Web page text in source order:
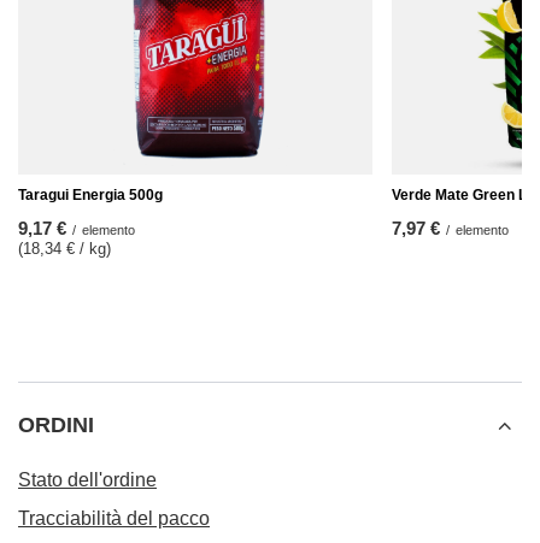
Taragui Energia 500g
9,17 € / elemento
(18,34 € / kg)
Verde Mate Green
7,97 € / elemento
ORDINI
Stato dell'ordine
Tracciabilità del pacco